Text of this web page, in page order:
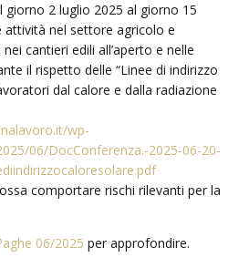
giorno 2 luglio 2025 al giorno 15
attività nel settore agricolo e
cantieri edili all’aperto e nelle
il rispetto delle “Linee di indirizzo
dal calore e dalla radiazione
wp-
06/DocConferenza.-2025-06-20-
comportare rischi rilevanti per la
06/2025 per approfondire.